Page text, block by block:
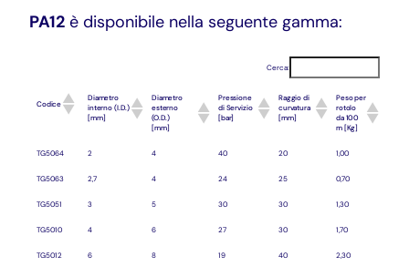
PA12è disponibile nella seguente gamma:
Cerca:
Codice
Diametro
interno (I.D.)
[mm]
Diametro
esterno
(O.D.)
[mm]
Pressione
di Servizio
[bar]
Raggio di
curvatura
[mm]
Peso per
rotolo
da 100
m [Kg]
TG5064 2 4 40 20 1,00
TG5063 2,7 4 24 25 0,70
TG5051 3 5 30 30 1,30
TG5010 4 6 27 30 1,70
TG5012 6 8 19 40 2,30